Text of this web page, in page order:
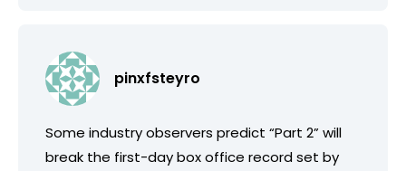
pinxfsteyro
Some industry observers predict “Part 2” will
break the first-day box office record set by